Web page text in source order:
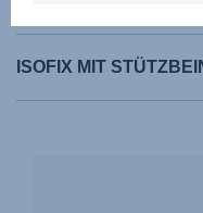
ISOFIX MIT